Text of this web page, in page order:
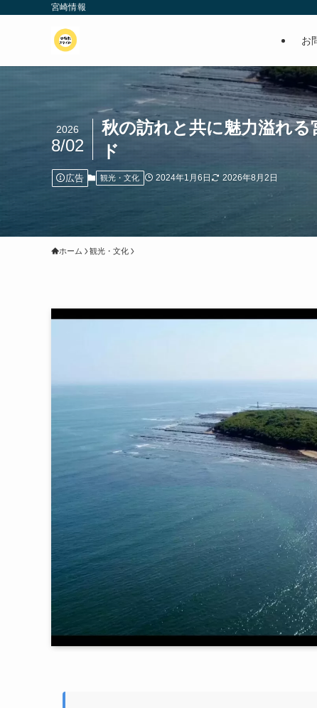
宮崎情報
お
秋の訪れと共に魅力溢れ
ド
2026
8/02
広告 観光・文化 2024年1月6日 2026年8月2日
ホーム 観光・文化